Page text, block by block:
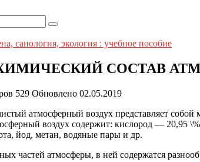
санология, экология : учебное пособие
СОСТАВ
529 Обновлено 02.05.2019
атмосферный воздух представляет собой
воздух содержит: кислород — 20,95
йод, метан, водяные пары и др.
частей атмосферы, в ней содержатся